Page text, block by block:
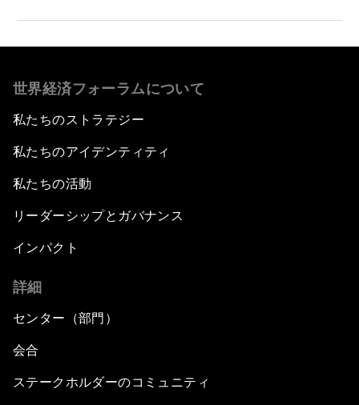
世界経済フォーラムについて
私たちのストラテジー
私たちのアイデンティティ
私たちの活動
リーダーシップとガバナンス
インパクト
詳細
センター（部門）
会合
ステークホルダーのコミュニティ